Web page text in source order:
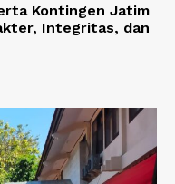
Kontingen Jatim
Integritas, dan